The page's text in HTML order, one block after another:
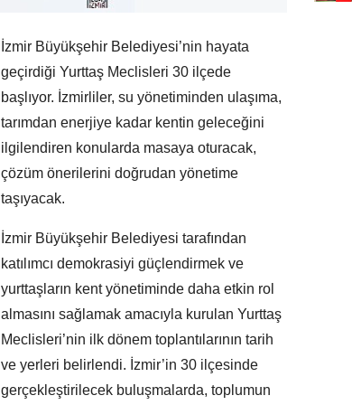
İzmir Büyükşehir Belediyesi’nin hayata
geçirdiği Yurttaş Meclisleri 30 ilçede
başlıyor. İzmirliler, su yönetiminden ulaşıma,
tarımdan enerjiye kadar kentin geleceğini
ilgilendiren konularda masaya oturacak,
çözüm önerilerini doğrudan yönetime
taşıyacak.
İzmir Büyükşehir Belediyesi tarafından
katılımcı demokrasiyi güçlendirmek ve
yurttaşların kent yönetiminde daha etkin rol
almasını sağlamak amacıyla kurulan Yurttaş
Meclisleri’nin ilk dönem toplantılarının tarih
ve yerleri belirlendi. İzmir’in 30 ilçesinde
gerçekleştirilecek buluşmalarda, toplumun